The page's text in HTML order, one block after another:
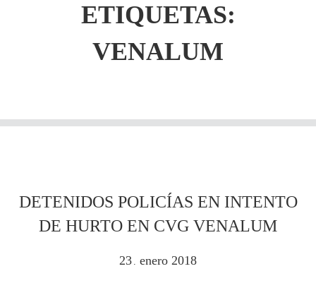
ETIQUETAS:
VENALUM
DETENIDOS POLICÍAS EN INTENTO
DE HURTO EN CVG VENALUM
23 . enero 2018